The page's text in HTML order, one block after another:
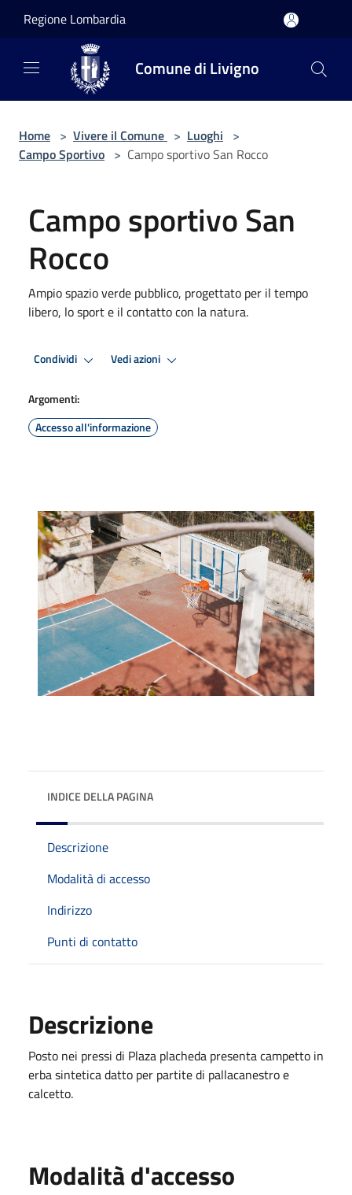
Regione Lombardia
Comune di Livigno
Home > Vivere il Comune > Luoghi >
Campo Sportivo > Campo sportivo San Rocco
Campo sportivo San
Rocco
Ampio spazio verde pubblico, progettato per il tempo
libero, lo sport e il contatto con la natura.
Condividi Vedi azioni
Argomenti:
Accesso all'informazione
INDICE DELLA PAGINA
Descrizione
Modalità di accesso
Indirizzo
Punti di contatto
Descrizione
Posto nei pressi di Plaza placheda presenta campetto in
erba sintetica datto per partite di pallacanestro e
calcetto.
Modalità d'accesso